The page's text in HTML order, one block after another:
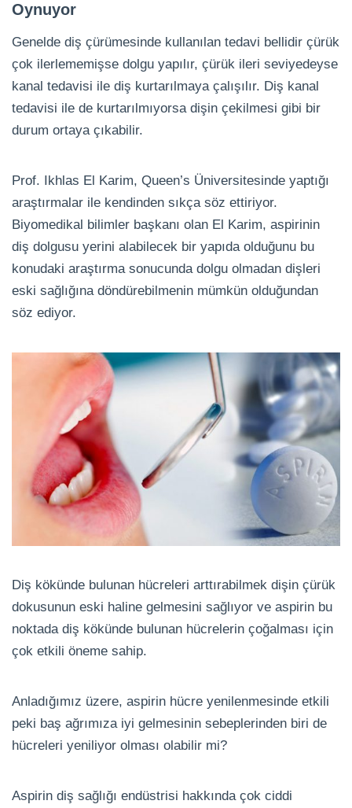
Oynuyor
Genelde diş çürümesinde kullanılan tedavi bellidir çürük
çok ilerlememişse dolgu yapılır, çürük ileri seviyedeyse
kanal tedavisi ile diş kurtarılmaya çalışılır. Diş kanal
tedavisi ile de kurtarılmıyorsa dişin çekilmesi gibi bir
durum ortaya çıkabilir.
Prof. Ikhlas El Karim, Queen’s Üniversitesinde yaptığı
araştırmalar ile kendinden sıkça söz ettiriyor.
Biyomedikal bilimler başkanı olan El Karim, aspirinin
diş dolgusu yerini alabilecek bir yapıda olduğunu bu
konudaki araştırma sonucunda dolgu olmadan dişleri
eski sağlığına döndürebilmenin mümkün olduğundan
söz ediyor.
Diş kökünde bulunan hücreleri arttırabilmek dişin çürük
dokusunun eski haline gelmesini sağlıyor ve aspirin bu
noktada diş kökünde bulunan hücrelerin çoğalması için
çok etkili öneme sahip.
Anladığımız üzere, aspirin hücre yenilenmesinde etkili
peki baş ağrımıza iyi gelmesinin sebeplerinden biri de
hücreleri yeniliyor olması olabilir mi?
Aspirin diş sağlığı endüstrisi hakkında çok ciddi